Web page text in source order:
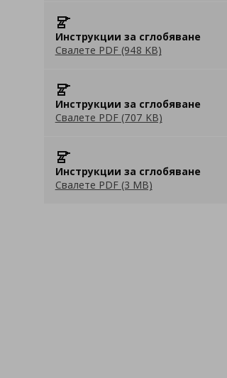
Инструкции за сглобяване
Свалете PDF (948 KB)
Инструкции за сглобяване
Свалете PDF (707 KB)
Инструкции за сглобяване
Свалете PDF (3 MB)